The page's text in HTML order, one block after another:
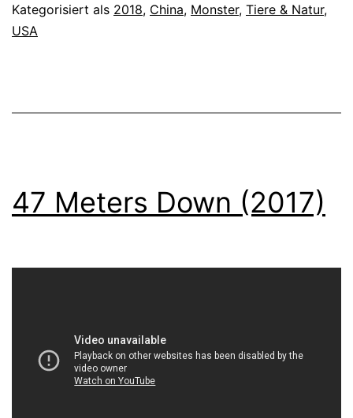
Kategorisiert als 2018, China, Monster, Tiere & Natur,
USA
47 Meters Down (2017)